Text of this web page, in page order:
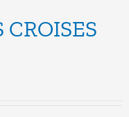
CROISES